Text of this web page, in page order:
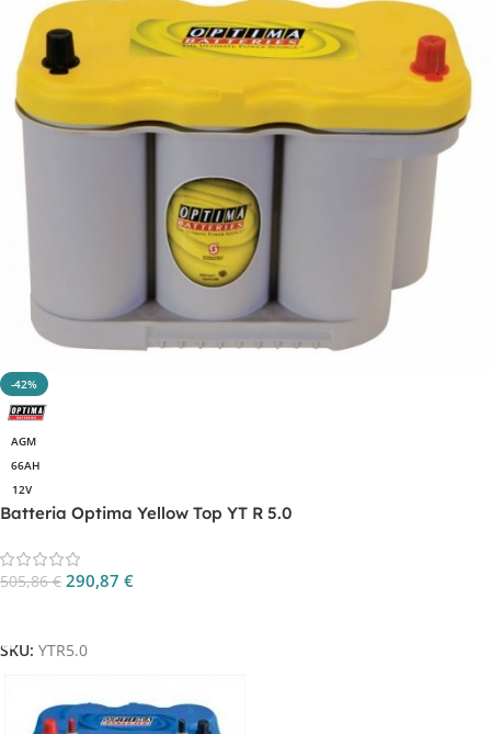
-42%
AGM
66AH
12V
Batteria Optima Yellow Top YT R 5.0
505,86€ 290,87 €
SKU: YTR5.0